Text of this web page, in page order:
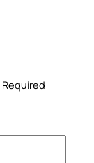
Required